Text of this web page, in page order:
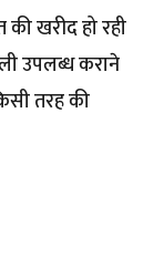
की खरीद हो रही
उपलब्ध कराने
तरह की